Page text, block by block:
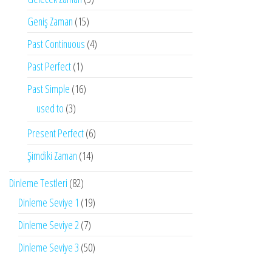
Geniş Zaman (15)
Past Continuous (4)
Past Perfect(1)
Past Simple (16)
used to (3)
Present Perfect(6)
Şimdiki Zaman (14)
Dinleme Testleri (82)
Dinleme Seviye 1 (19)
Dinleme Seviye 2(7)
Dinleme Seviye 3 (50)